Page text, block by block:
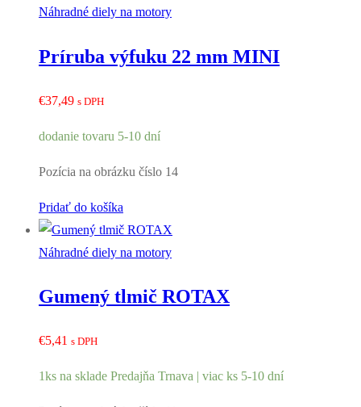
Náhradné diely na motory
Príruba výfuku 22 mm MINI
€37,49 s DPH
dodanie tovaru 5-10 dní
Pozícia na obrázku číslo 14
Pridať do košíka
Náhradné diely na motory
Gumený tlmič ROTAX
€5,41 s DPH
1ks na sklade Predajňa Trnava | viac ks 5-10 dní